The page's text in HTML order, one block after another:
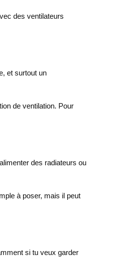
des ventilateurs
et surtout un
de ventilation. Pour
des radiateurs ou
à poser, mais il peut
si tu veux garder